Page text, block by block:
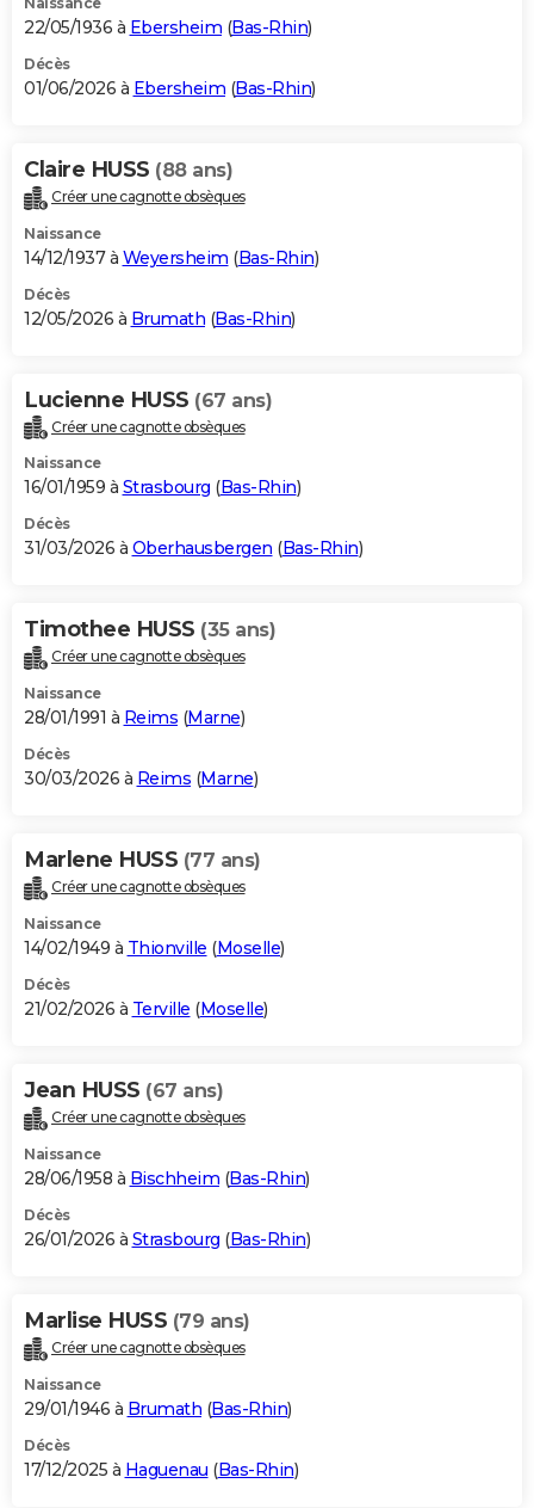
22/05/1936 à Ebersheim (Bas-Rhin)
Décès
01/06/2026 à Ebersheim (Bas-Rhin)
Claire HUSS (88 ans)
Créer une cagnotte obsèques
Naissance
14/12/1937 à Weyersheim (Bas-Rhin)
Décès
12/05/2026 à Brumath (Bas-Rhin)
Lucienne HUSS (67 ans)
Créer une cagnotte obsèques
Naissance
16/01/1959 à Strasbourg (Bas-Rhin)
Décès
31/03/2026 à Oberhausbergen (Bas-Rhin)
Timothee HUSS (35 ans)
Créer une cagnotte obsèques
Naissance
28/01/1991 à Reims (Marne)
Décès
30/03/2026 à Reims (Marne)
Marlene HUSS (77 ans)
Créer une cagnotte obsèques
Naissance
14/02/1949 à Thionville (Moselle)
Décès
21/02/2026 à Terville (Moselle)
Jean HUSS (67 ans)
Créer une cagnotte obsèques
Naissance
28/06/1958 à Bischheim (Bas-Rhin)
Décès
26/01/2026 à Strasbourg (Bas-Rhin)
Marlise HUSS (79 ans)
Créer une cagnotte obsèques
Naissance
29/01/1946 à Brumath (Bas-Rhin)
Décès
17/12/2025 à Haguenau (Bas-Rhin)